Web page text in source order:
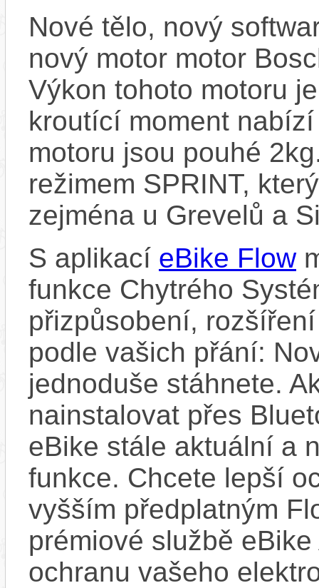
Nové tělo, nový
nový motor motor
Výkon tohoto motoru
kroutící moment
motoru jsou pouhé
režimem SPRINT,
zejména u Grevelů a
S aplikací eBike Flow
funkce Chytrého
přizpůsobení,
podle vašich přání:
jednoduše stáhnete.
nainstalovat přes
eBike stále aktuální a
funkce. Chcete lepší
vyšším předplatným
prémiové službě
ochranu vašeho